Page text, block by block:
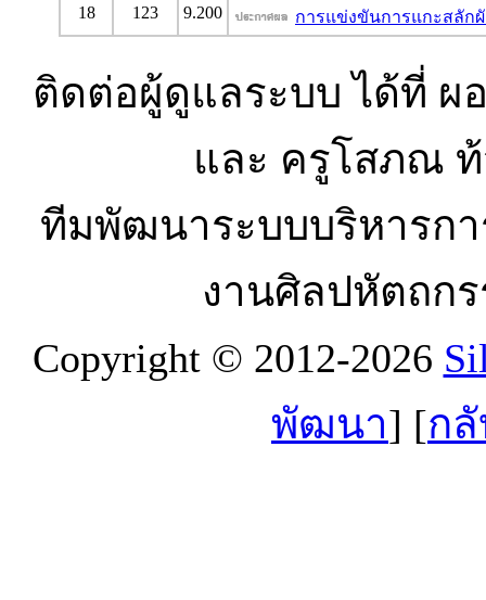
18
123 9.200 การแข่งขันการแกะสลัก
ติดต่อผู้ดูแลระบบ ได้ที่ ผอ
และ ครูโสภณ ท้
ทีมพัฒนาระบบบริหารก
งานศิลปหัตถก
Copyright © 2012-2026
พัฒนา] [ก